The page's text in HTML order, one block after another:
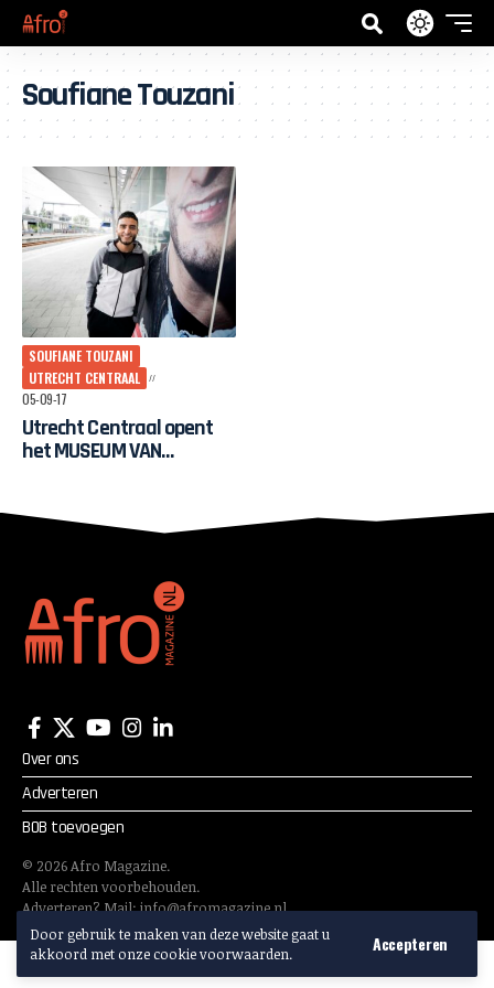
Door gebruik te maken van deze website gaat u
akkoord met onze cookie voorwaarden.
Accepteren
Soufiane Touzani
SOUFIANE TOUZANI
UTRECHT CENTRAAL
05-09-17
Utrecht Centraal opent
het MUSEUM VAN
Over ons
Adverteren
BOB toevoegen
© 2026Afro Magazine.
Alle rechten voorbehouden.
Adverteren? Mail:info@afromagazine.nl